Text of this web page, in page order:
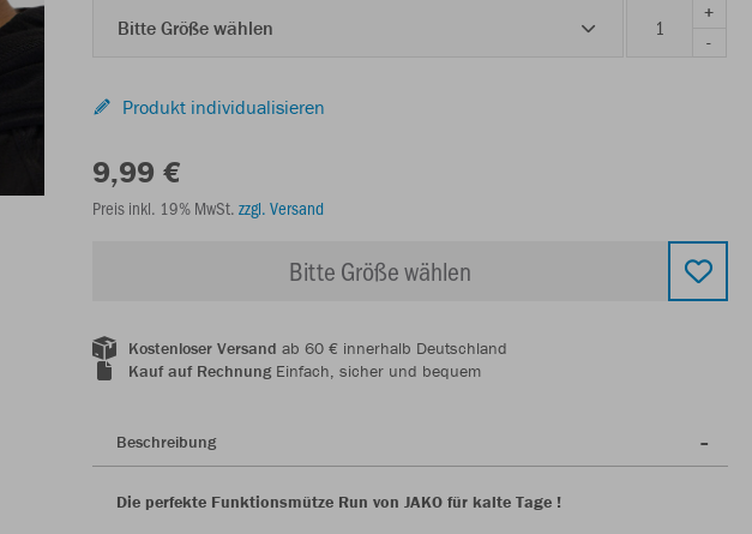
Bitte Größe wählen
+
-
Produkt individualisieren
9,99 €
Preis inkl. 19% MwSt. zzgl. Versand
Bitte Größe wählen
Kostenloser Versand ab 60 € innerhalb Deutschland
Kauf auf RechnungEinfach, sicher und bequem
Beschreibung
Die perfekte Funktionsmütze Run von JAKO für kalte Tage !